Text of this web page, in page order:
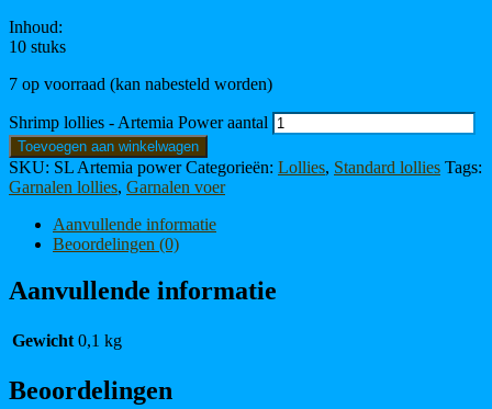
Inhoud:
10 stuks
7 op voorraad (kan nabesteld worden)
Shrimp lollies - Artemia Power aantal
Toevoegen aan winkelwagen
SKU: SL Artemia power Categorieën: Lollies, Standard lollies Tags:
Garnalen lollies, Garnalen voer
Aanvullende informatie
Beoordelingen (0)
Aanvullende informatie
Gewicht 0,1 kg
Beoordelingen